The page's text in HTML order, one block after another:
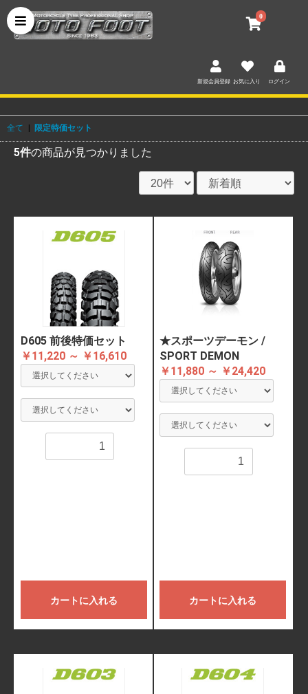
0
新規会員登録 お気に入り ログイン
全て 限定特価セット
5件の商品が見つかりました
D605 前後特価セット
￥11,220 ～ ￥16,610
カートに入れる
★スポーツデーモン /
SPORT DEMON
￥11,880 ～ ￥24,420
カートに入れる